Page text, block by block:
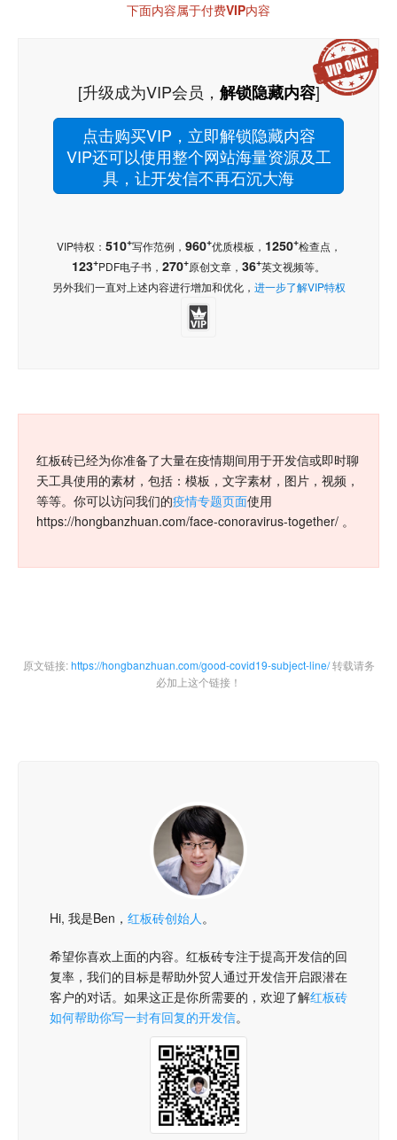
下面内容属于付费VIP内容
[升级成为VIP会员， 解锁隐藏内容]
点击购买VIP，立即解锁隐藏内容
VIP还可以使用整个网站海量资源及工
具，让开发信不再石沉大海
VIP特权： 510+写作范例， 960+优质模板， 1250+检查点，
123+PDF电子书， 270+原创文章， 36+英文视频等。
另外我们一直对上述内容进行增加和优化， 进一步了解VIP特权
红板砖已经为你准备了大量在疫情期间用于开发信或即时聊
天工具使用的素材，包括：模板，文字素材，图片，视频，
等等。你可以访问我们的疫情专题页面使用
https://hongbanzhuan.com/face-conoravirus-together/ 。
原文链接:https://hongbanzhuan.com/good-covid19-subject-line/转载请务
必加上这个链接！
Hi, 我是Ben， 红板砖创始人。
希望你喜欢上面的内容。红板砖专注于提高开发信的回
复率，我们的目标是帮助外贸人通过开发信开启跟潜在
客户的对话。如果这正是你所需要的，欢迎了解红板砖
如何帮助你写一封有回复的开发信。